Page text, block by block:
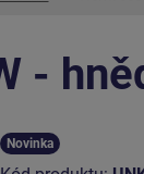
-
Novinka